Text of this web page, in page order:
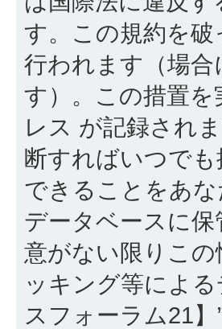
す。この規約を
行われます（場
す）。この措置
レス が記録され
断すればいつで
できることをあ
データベースに
意がない限りこ
ッキング等によ
スフォーラム21